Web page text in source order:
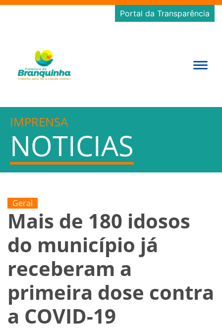
Portal da Transparência
IMPRENSA
NOTICIAS
Geral
Mais de 180 idosos
do município já
receberam a
primeira dose contra
a COVID-19